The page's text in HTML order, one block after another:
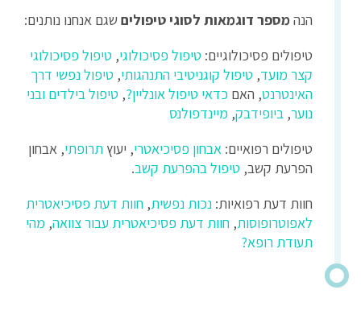
הנה מספר דוגמאות לסוגי טיפולים שגם אנחנו נותנים:
טיפולים פסיכולוגיים: טיפול פסיכולוגי, טיפול פסיכולוגי
קצר מועד, טיפול קוגניטיבי התנהגותי, טיפול נפשי דרך
האינטרנט, האם כדאי טיפול אונליין?, טיפול בילדים ובני
נוער, ביופידבק, מיינדפולנס
טיפולים רפואיים: אבחון פסיכיאטרי, יעוץ תרופתי, אבחון
הפרעת קשב, טיפול בהפרעת קשב.
חוות דעת רפואיות: נכות נפשית, חוות דעת פסיכיאטרית
לאפוטרופוסות, חוות דעת פסיכיאטרית עבור צוואה, מהי
תעודת רופא?